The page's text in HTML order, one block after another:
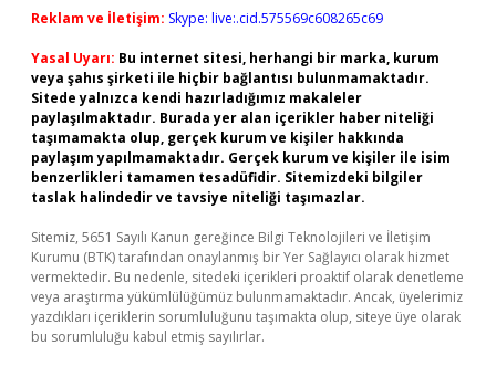
Reklam ve İletişim: Skype: live:.cid.575569c608265c69
Yasal Uyarı: Bu internet sitesi, herhangi bir marka, kurum
veya şahıs şirketi ile hiçbir bağlantısı bulunmamaktadır.
Sitede yalnızca kendi hazırladığımız makaleler
paylaşılmaktadır. Burada yer alan içerikler haber niteliği
taşımamakta olup, gerçek kurum ve kişiler hakkında
paylaşım yapılmamaktadır. Gerçek kurum ve kişiler ile isim
benzerlikleri tamamen tesadüfidir. Sitemizdeki bilgiler
taslak halindedir ve tavsiye niteliği taşımazlar.
Sitemiz, 5651 Sayılı Kanun gereğince Bilgi Teknolojileri ve İletişim
Kurumu (BTK) tarafından onaylanmış bir Yer Sağlayıcı olarak hizmet
vermektedir. Bu nedenle, sitedeki içerikleri proaktif olarak denetleme
veya araştırma yükümlülüğümüz bulunmamaktadır. Ancak, üyelerimiz
yazdıkları içeriklerin sorumluluğunu taşımakta olup, siteye üye olarak
bu sorumluluğu kabul etmiş sayılırlar.